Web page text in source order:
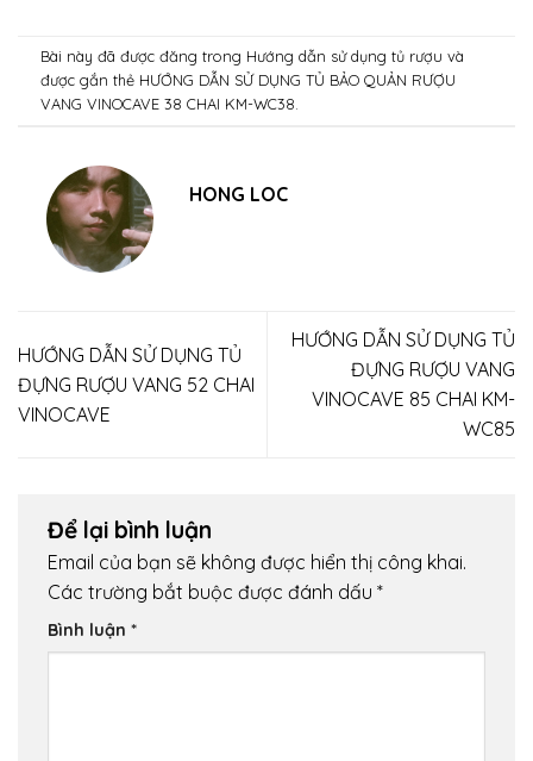
Bài này đã được đăng trong Hướng dẫn sử dụng tủ rượu và
được gắn thẻ HƯỚNG DẪN SỬ DỤNG TỦ BẢO QUẢN RƯỢU
VANG VINOCAVE 38 CHAI KM-WC38
HONG LOC
HƯỚNG DẪN SỬ DỤNG TỦ
ĐỰNG RƯỢU VANG 52 CHAI
VINOCAVE
HƯỚNG DẪN SỬ DỤNG TỦ
ĐỰNG RƯỢU VANG
VINOCAVE 85 CHAI KM-
WC85
Để lại bình luận
Email của bạn sẽ không được hiển thị công khai.
Các trường bắt buộc được đánh dấu *
Bình luận *